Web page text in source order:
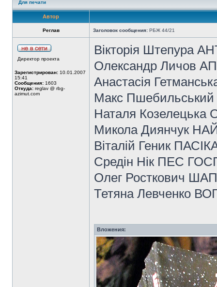
Для печати
Автор
Реглав Заголовок сообщения: РБЖ 44/21
Директор проекта
Зарегистрирован: 10.01.2007
15:41
Сообщения: 1603
Откуда: reglav @ rbg-
azimut.com
Вікторія Штепура
Олександр Личов
Анастасія
Макс
Наталя
Микола Диянчук
Віталій Геник
Средін Нік ПЕС
Олег Росткович
Тетяна Левченко
Вложения: